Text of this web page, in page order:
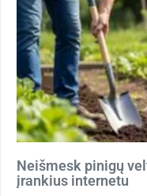
Neišmesk pinigų
įrankius internetu